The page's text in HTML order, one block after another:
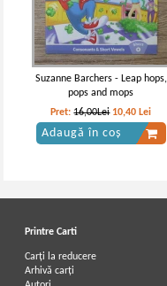
Suzanne Barchers - Leap hops,
pops and mops
Pret:16,00Lei 10,40 Lei
Adaugă în coș
Printre Carti
Carți la reducere
Arhivă carți